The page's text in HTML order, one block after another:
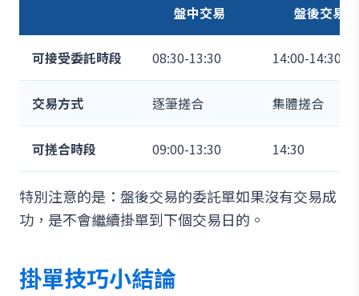
盤中交易 盤後交易
可接受委託時段 08:30-13:30 14:00-14:30
交易方式 逐筆搓合 集體搓合
可搓合時段 09:00-13:30 14:30
特別注意的是：盤後交易的委託單如果沒有交易成
功，是不會繼續掛單到下個交易日的。
掛單技巧小結論